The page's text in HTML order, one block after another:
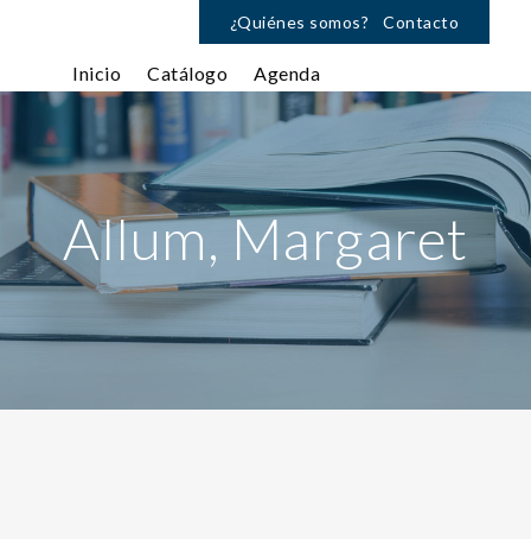
¿Quiénes somos? Contacto
Inicio Catálogo Agenda
Allum, Margaret